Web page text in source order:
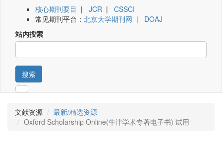
核心期刊要目 | JCR | CSSCI
常见期刊平台： 北京大学期刊网 | DOAJ
站内搜索
搜索
文献资源
最新/精选资源
Oxford Scholarship Online(牛津学术专著电子书) 试用